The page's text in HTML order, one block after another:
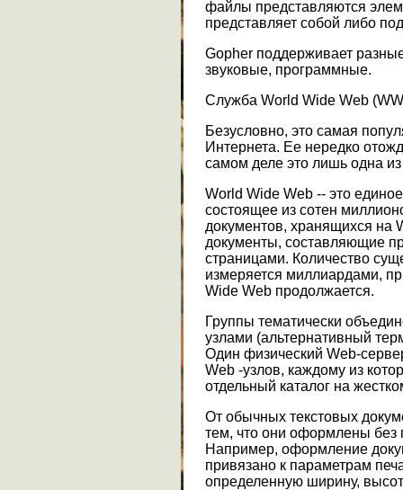
файлы представляются
представляет собой либо
Gopher поддерживает
звуковые, программные.
Служба World Wide Web
Безусловно, это самая
Интернета. Ее нередко
самом деле это лишь одна
World Wide Web -- это
состоящее из сотен
документов, хранящихся на
документы, составляющие
страницами. Количество
измеряется миллиардами,
Wide Web продолжается.
Группы тематически
узлами (альтернативный
Один физический Web-
Web -узлов, каждому из
отдельный каталог на
От обычных текстовых
тем, что они оформлены без
Например, оформление
привязано к параметрам
определенную ширину,